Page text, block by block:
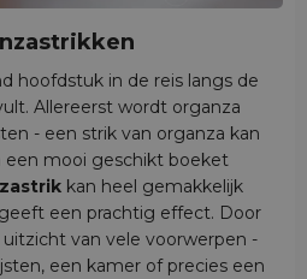
hoofdstuk in de reis langs de
Allereerst wordt organza
- een strik van organza kan
mooi geschikt boeket
kan heel gemakkelijk
een prachtig effect. Door
van vele voorwerpen -
een kamer of precies een